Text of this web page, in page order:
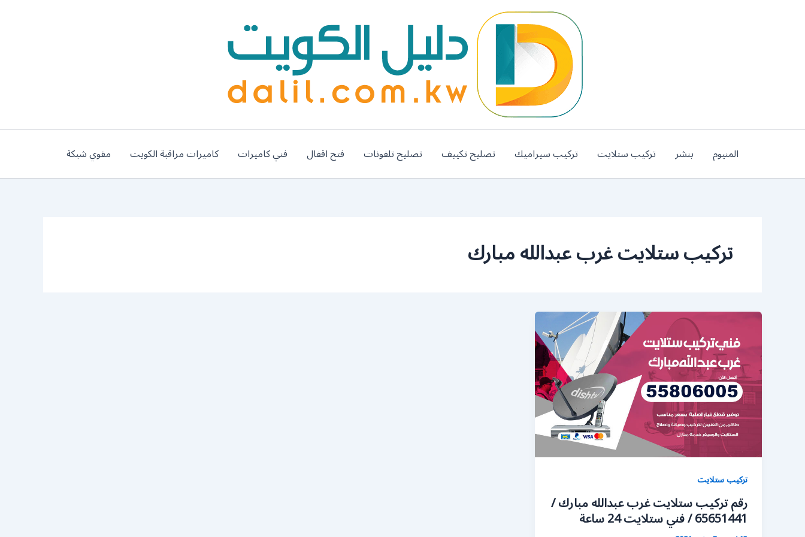
المنيوم بنشر تركيب ستلايت تركيب سيراميك تصليح تكييف تصليح تلفونات فتح اقفال فني كاميرات كاميرات مراقبة الكويت مقوي شبكة
تركيب ستلايت غرب عبدالله مبارك
تركيب ستلايت
رقم تركيب ستلايت غرب عبدالله مبارك /
65651441 / فني ستلايت 24 ساعة